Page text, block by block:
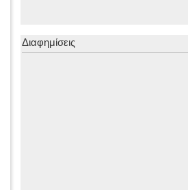
Διαφημίσεις